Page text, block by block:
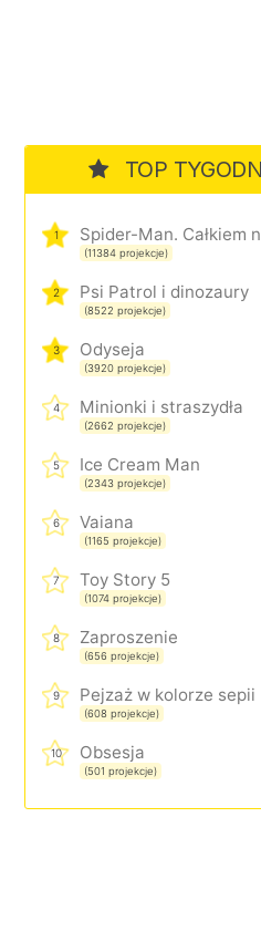
TOP
1
(11384 projekcje)
2 Psi Patrol i dinozaury
(8522 projekcje)
3 Odyseja
(3920 projekcje)
4 Minionki i straszydła
(2662 projekcje)
5 Ice Cream Man
(2343 projekcje)
6 Vaiana
(1165 projekcje)
7 Toy Story 5
(1074 projekcje)
8 Zaproszenie
(656 projekcje)
9 Pejzaż w kolorze sepii
(608 projekcje)
10 Obsesja
(501 projekcje)